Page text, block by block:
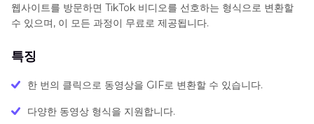
웹사이트를 방문하면 TikTok 비디오를 선호하는 형식으로 변환할
수 있으며, 이 모든 과정이 무료로 제공됩니다.
특징
한 번의 클릭으로 동영상을 GIF로 변환할 수 있습니다.
다양한 동영상 형식을 지원합니다.